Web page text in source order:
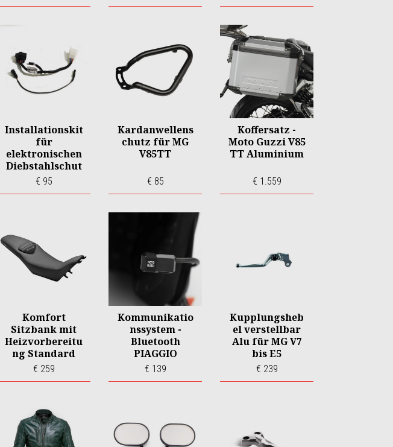
Installationskit
für
elektronischen
Diebstahlschut
z für MG V85TT
€ 95
Kardanwellens
chutz für MG
V85TT
€ 85
Koffersatz -
Moto Guzzi V85
TT Aluminium
€ 1.559
Komfort
Sitzbank mit
Heizvorbereitu
ng Standard
für MG V85TT
€ 259
Kommunikatio
nssystem -
Bluetooth
PIAGGIO
€ 139
Kupplungsheb
el verstellbar
Alu für MG V7
bis E5
€ 239